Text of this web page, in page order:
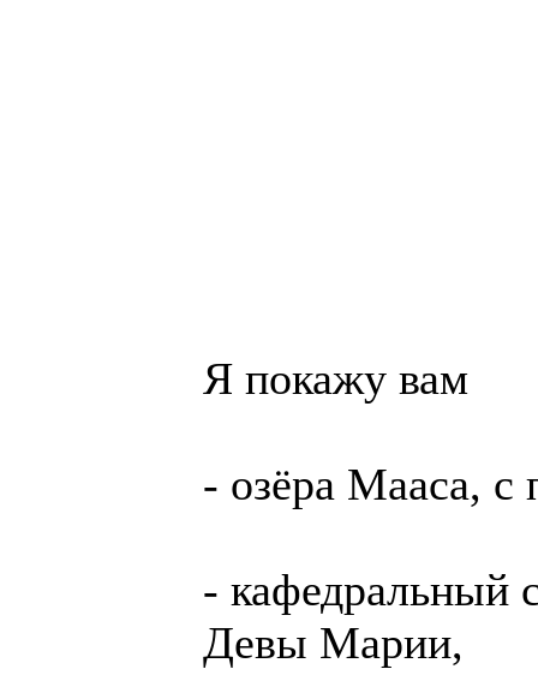
Я по­кажу вам
- озё­ра Ма­аса, с
- ка­фед­раль­ный
Девы Марии,